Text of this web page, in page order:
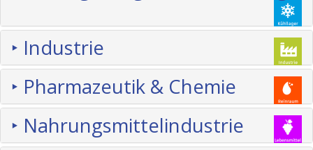
‣ Industrie
‣ Pharmazeutik & Chemie
‣ Nahrungsmittelindustrie